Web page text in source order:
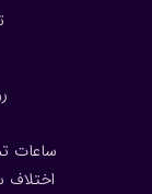
ساعات تماس: 10 شب تا 5
اختلاف